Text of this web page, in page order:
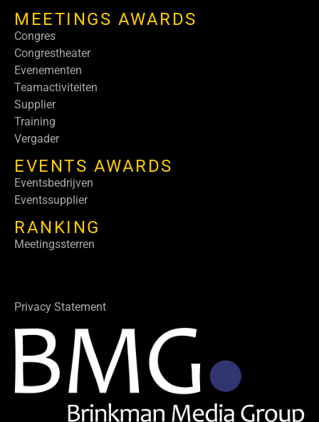
MEETINGS AWARDS
Congres
Congrestheater
Evenementen
Teamactiviteiten
Supplier
Training
Vergader
EVENTS AWARDS
Eventsbedrijven
Eventssupplier
RANKING
Meetingssterren
Privacy Statement